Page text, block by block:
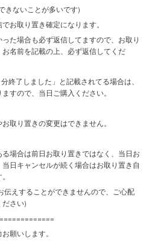
きないことが多いです)
お取り置き確定になります。
た場合も必ず返信してますので、お取り
名前を記載の上、必ず返信してくだ
終了しました」と記載されてる場合は、
すので、当日ご購入ください。
取り置きの変更はできません。
場合は前日お取り置きではなく、当日お
日キャンセルが続く場合はお取り置き自
伝えすることができませんので、ご心配
ださい)
願いします。